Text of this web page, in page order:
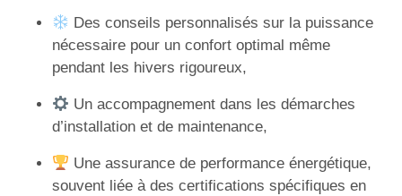
Des conseils personnalisés sur la puissance
nécessaire pour un confort optimal même
pendant les hivers rigoureux,
Un accompagnement dans les démarches
d’installation et de maintenance,
Une assurance de performance énergétique,
souvent liée à des certifications spécifiques en